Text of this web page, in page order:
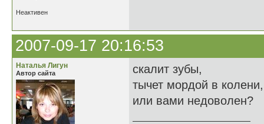
Неактивен
2007-09-17 20:16:53
Наталья Лигун
Автор сайта
скалит зубы,
тычет мордой в
или вами недоволен?